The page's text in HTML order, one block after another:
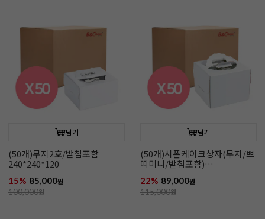
담기
(50개)무지2호/받침포함
240*240*120
15% 85,000원
100,000원
담기
(50개)시폰케이크상자(무지/쁘
띠미니/받침포함)
22% 89,000원
115,000원